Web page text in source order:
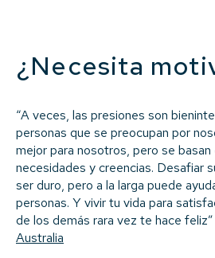
¿Necesita
“A veces, las presiones son
personas que se preocupan por
mejor para nosotros, pero se basan
necesidades y creencias. Desafiar
ser duro, pero a la larga puede
personas. Y vivir tu vida para
de los demás rara vez te hace
Australia